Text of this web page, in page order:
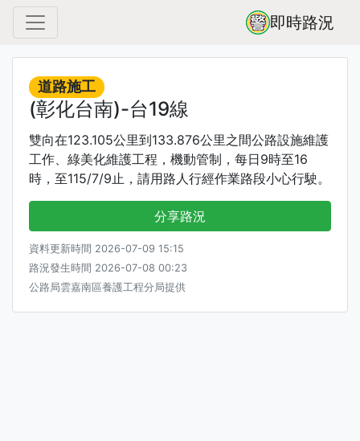
即時路況
道路施工
(彰化台南)-台19線
雙向在123.105公里到133.876公里之間公路設施維護
工作、綠美化維護工程，機動管制，每日9時至16
時，至115/7/9止，請用路人行經作業路段小心行駛。
分享路況
資料更新時間 2026-07-09 15:15
路況發生時間 2026-07-08 00:23
公路局雲嘉南區養護工程分局提供